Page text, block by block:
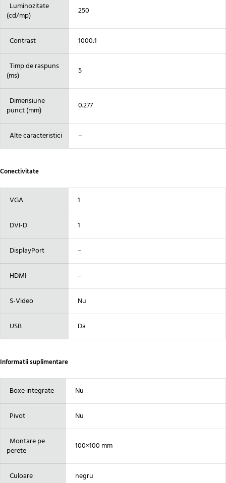
Luminozitate
(cd/mp)
250
Contrast 1000:1
Timp de raspuns
(ms)
5
Dimensiune
punct (mm)
0.277
Alte caracteristici –
Conectivitate
VGA 1
DVI-D 1
DisplayPort –
HDMI –
S-Video Nu
USB Da
Informatii suplimentare
Boxe integrate Nu
Pivot Nu
Montare pe
perete
100×100 mm
Culoare negru